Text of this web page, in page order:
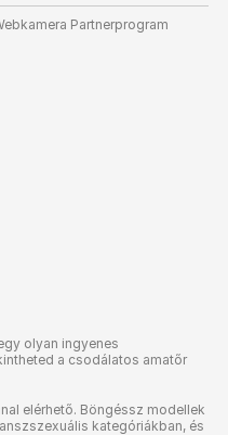
Partnerprogram
olyan ingyenes
a csodálatos amatőr
elérhető. Böngéssz modellek
kategóriákban, és